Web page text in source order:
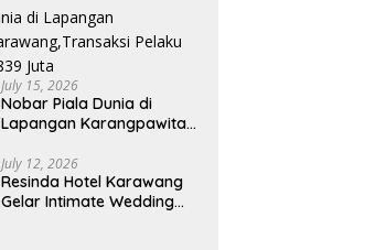
July 15, 2026
Nobar Piala Dunia di
Lapangan Karangpawitan
Pelaku UMKM Capai Rp 839
Juta
July 12, 2026
Resinda Hotel Karawang
Gelar Intimate Wedding